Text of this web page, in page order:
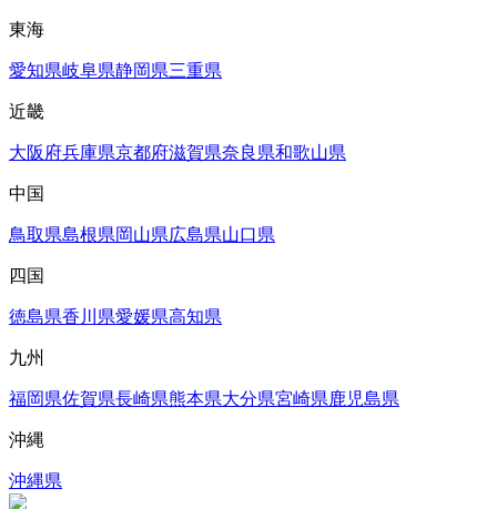
東海
愛知県岐阜県静岡県三重県
近畿
大阪府兵庫県京都府滋賀県奈良県和歌山県
中国
鳥取県島根県岡山県広島県山口県
四国
徳島県香川県愛媛県高知県
九州
福岡県佐賀県長崎県熊本県大分県宮崎県鹿児島県
沖縄
沖縄県